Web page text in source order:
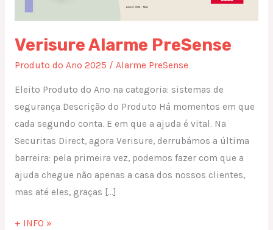
Verisure Alarme PreSense
Produto do Ano 2025 / Alarme PreSense
Eleito Produto do Ano na categoria: sistemas de
segurança Descrição do Produto Há momentos em que
cada segundo conta. E em que a ajuda é vital. Na
Securitas Direct, agora Verisure, derrubámos a última
barreira: pela primeira vez, podemos fazer com que a
ajuda chegue não apenas a casa dos nossos clientes,
mas até eles, graças […]
+ INFO »